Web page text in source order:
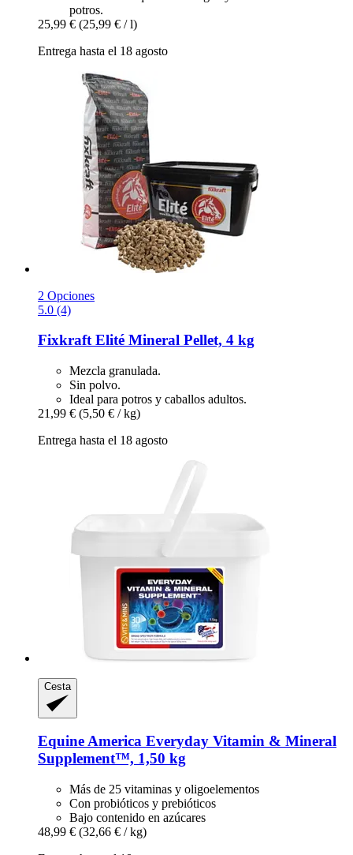
potros.
25,99 € (25,99 € / l)
Entrega hasta el 18 agosto
2 Opciones
5.0 (4)
Fixkraft Elité Mineral Pellet, 4 kg
Mezcla granulada.
Sin polvo.
Ideal para potros y caballos adultos.
21,99 € (5,50 € / kg)
Entrega hasta el 18 agosto
Cesta
Equine America Everyday Vitamin & Mineral
Supplement™, 1,50 kg
Más de 25 vitaminas y oligoelementos
Con probióticos y prebióticos
Bajo contenido en azúcares
48,99 € (32,66 € / kg)